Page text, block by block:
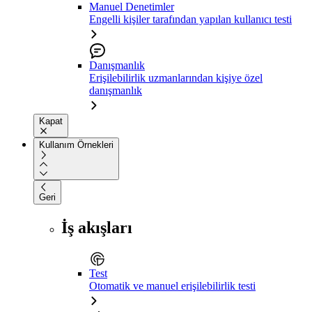
Manuel Denetimler
Engelli kişiler tarafından yapılan kullanıcı testi
Danışmanlık
Erişilebilirlik uzmanlarından kişiye özel
danışmanlık
Kapat
Kullanım Örnekleri
Geri
İş akışları
Test
Otomatik ve manuel erişilebilirlik testi